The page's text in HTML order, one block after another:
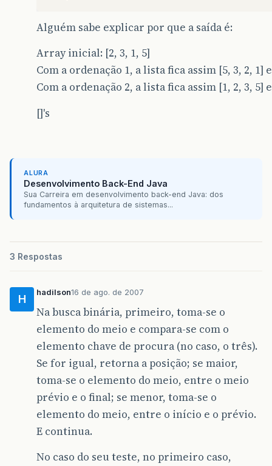
Alguém sabe explicar por que a saída é:
Array inicial: [2, 3, 1, 5]
Com a ordenação 1, a lista fica assim [5, 3, 2, 1]
Com a ordenação 2, a lista fica assim [1, 2, 3, 5]
[]'s
ALURA
Desenvolvimento Back-End Java
Sua Carreira em desenvolvimento back-end Java: dos
fundamentos à arquitetura de sistemas...
3 Respostas
H
hadilson16 de ago. de 2007
Na busca binária, primeiro, toma-se o
elemento do meio e compara-se com o
elemento chave de procura (no caso, o três).
Se for igual, retorna a posição; se maior,
toma-se o elemento do meio, entre o meio
prévio e o final; se menor, toma-se o
elemento do meio, entre o início e o prévio.
E continua.
No caso do seu teste, no primeiro caso,